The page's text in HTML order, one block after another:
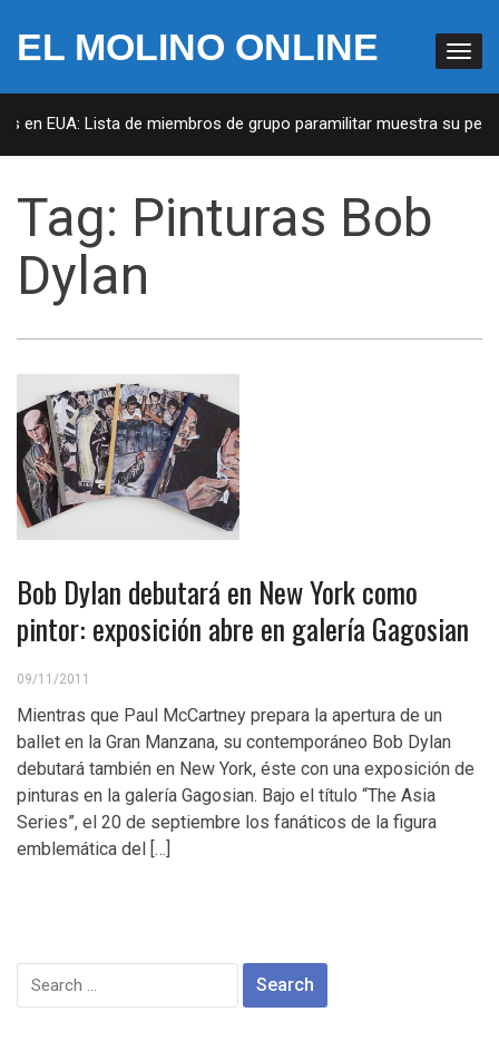
EL MOLINO ONLINE
en EUA: Lista de miembros de grupo paramilitar muestra su
Tag: Pinturas Bob
Dylan
Bob Dylan debutará en New York como
pintor: exposición abre en galería Gagosian
09/11/2011
Mientras que Paul McCartney prepara la apertura de un
ballet en la Gran Manzana, su contemporáneo Bob Dylan
debutará también en New York, éste con una exposición de
pinturas en la galería Gagosian. Bajo el título “The Asia
Series”, el 20 de septiembre los fanáticos de la figura
emblemática del […]
Search
for: